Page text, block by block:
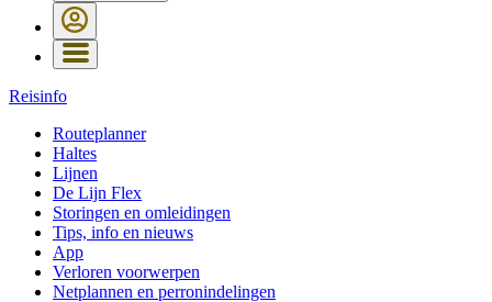
Reisinfo
Routeplanner
Haltes
Lijnen
De Lijn Flex
Storingen en omleidingen
Tips, info en nieuws
App
Verloren voorwerpen
Netplannen en perronindelingen